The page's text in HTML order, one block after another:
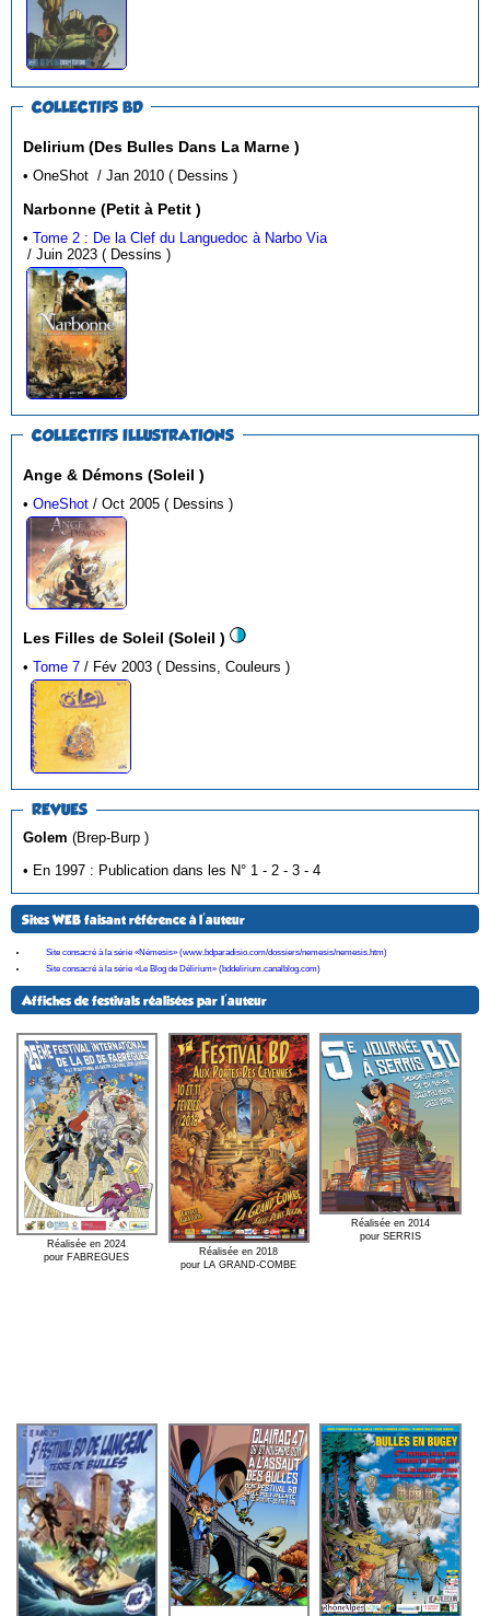
COLLECTIFS BD
Delirium (Des Bulles Dans La Marne )
• OneShot / Jan 2010 ( Dessins )
Narbonne (Petit à Petit )
•Tome 2 : De la Clef du Languedoc à Narbo Via
/ Juin 2023 ( Dessins )
COLLECTIFS ILLUSTRATIONS
Ange & Démons (Soleil )
•OneShot / Oct 2005 ( Dessins )
Les Filles de Soleil (Soleil )
•Tome 7 / Fév 2003 ( Dessins, Couleurs )
REVUES
Golem
(Brep-Burp )
• En 1997 : Publication dans les N° 1 - 2 - 3 - 4
Sites WEB faisant référence à l'auteur
Site consacré à la série «Némesis» (www.bdparadisio.com/dossiers/nemesis/nemesis.htm)
Site consacré à la série «Le Blog de Délirium» (bddelirium.canalblog.com)
Affiches de festivals réalisées par l'auteur
Réalisée en 2024
pour FABREGUES
Réalisée en 2018
pour LA GRAND-COMBE
Réalisée en 2014
pour SERRIS